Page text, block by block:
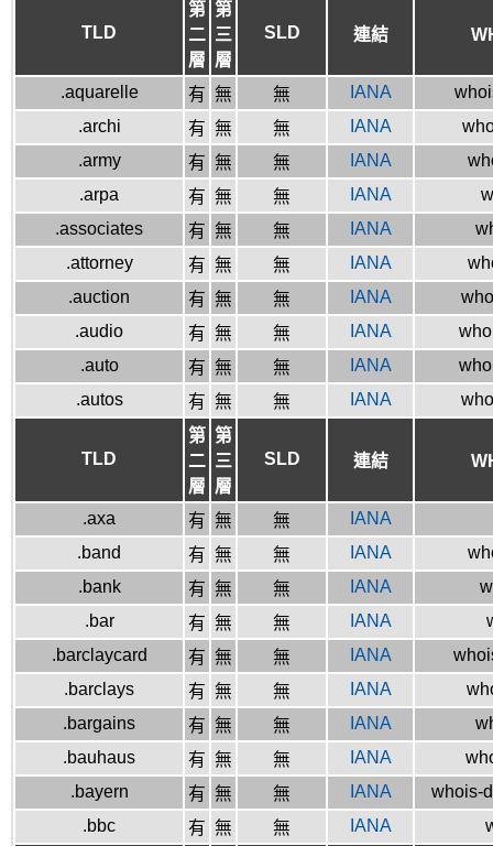
TLD
第
二
層
第
三
層
SLD 連結
.aquarelle 有 無 無 IANA
.archi
有 無 無 IANA
.army
有 無 無 IANA
.arpa
有 無 無 IANA
.associates
有 無 無 IANA
.attorney
有 無 無 IANA
.auction
有 無 無 IANA
.audio
有 無 無 IANA
.auto
有 無 無 IANA
.autos
有 無 無 IANA
TLD
第
二
層
第
三
層
SLD 連結
.axa 有 無 無
IANA
.band
有 無 無 IANA
.bank
有 無 無 IANA
.bar
有 無 無 IANA
.barclaycard
有 無 無 IANA
.barclays
有 無 無 IANA
.bargains
有 無 無 IANA
.bauhaus
有 無 無 IANA
.bayern
有 無 無 IANA
whois-
.bbc
有 無 無 IANA